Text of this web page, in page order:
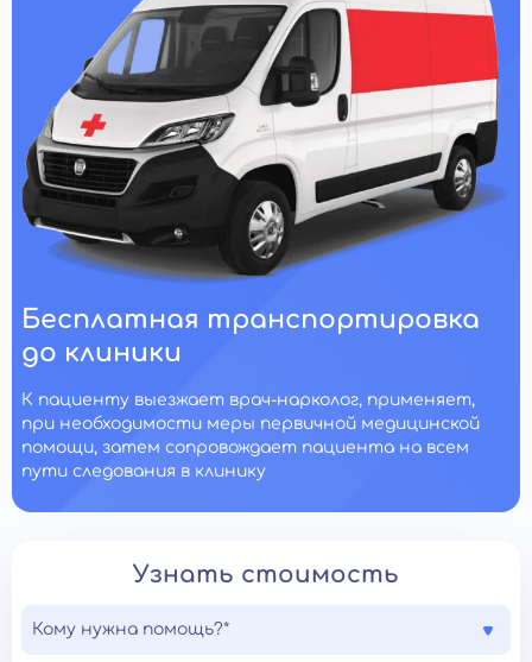
Бесплатная транспортировка
до клиники
К пациенту выезжает врач-нарколог, применяет,
при необходимости меры первичной медицинской
помощи, затем сопровождает пациента на всем
пути следования в клинику
Узнать стоимость
Кому нужна помощь?*